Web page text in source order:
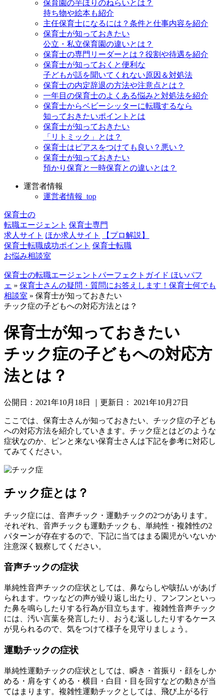
保育園の芋ほりのねらいとは？
持ち物や絵本も紹介
主任保育士になるには？条件と仕事内容を紹介
保育士が知っておきたい
公立・私立保育園の違いとは？
保育士の専門リーダーとは？役割や待遇を紹介
保育士が知っておくと便利な
子どもが話を聞いてくれない原因＆対処法
保育士の内定辞退の方法や注意点とは？
一年目の保育士のよくある悩みと対処法を紹介
保育士からベビーシッターに転職するなら
知っておきたいポイントとは
保育士が知っておきたい
「リトミック」とは？
保育士はピアスをつけても良い？悪い？
保育士が知っておきたい
預かり保育と一時保育との違いとは？
運営者情報
運営者情報_top
保育士の
転職エージェント 保育士専門
求人サイト ほか求人サイト
【プロ解説】
保育士転職成功ポイント 保育士転職
お悩み相談室
保育士の転職エージェントパーフェクトガイド ほいパフ
ェ » 保育士さんの疑問・質問にお答えします！保育士何でも
相談室 » 保育士が知っておきたい
チック症の子どもへの対応方法とは？
保育士が知っておきたい
チック症の子どもへの対応方
法とは？
公開日： 2021年10月18日 ｜更新日： 2021年10月27日
ここでは、保育士さんが知っておきたい、チック症の子ども
への対応方法を紹介していきます。チック症とはどのような
症状なのか、ピンと来ない保育士さんは下記を参考に対応し
てみてください。
チック症とは？
チック症には、音声チック・運動チックの2つがあります。
それぞれ、音声チックも運動チックも、単純性・複雑性の2
パターンが存在するので、下記に当てはまる園児がいないか
注意深く観察してください。
音声チックの症状
単純性音声チックの症状としては、鼻ならしや咳払いがあげ
られます。ウッなどの声が繰り返し出たり、フンフンといっ
た鼻を鳴らしたりする行為が目立ちます。複雑性音声チック
には、汚い言葉を発言したり、おうむ返ししたりするケース
が見られるので、気をつけて様子を見守りましょう。
運動チックの症状
単純性運動チックの症状としては、瞬き・首振り・顔をしか
める・肩をすくめる・横目・白目・目を回すなどの動きが当
てはまります。複雑性運動チックとしては、飛び上がる行